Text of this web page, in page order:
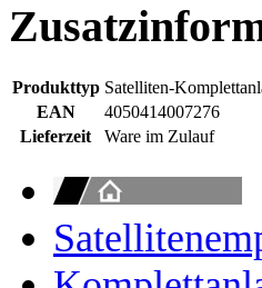
Produkttyp Satelliten-
EAN
4050414007276
Lieferzeit
Ware im Zulauf